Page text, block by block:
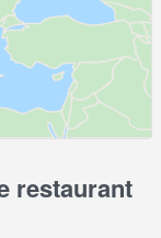
restaurant